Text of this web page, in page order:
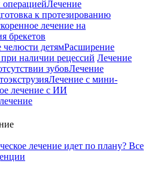
операциейЛечение
к протезированию
лечение на
брекетов
детямРасширение
наличии рецессий Лечение
зубовЛечение
Лечение с мини-
лечение с ИИ
лечение идет по плану? Все